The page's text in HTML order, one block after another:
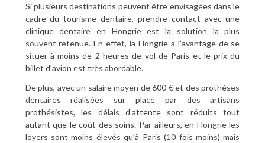
Si plusieurs destinations peuvent être envisagées dans le
cadre du tourisme dentaire, prendre contact avec une
clinique dentaire en Hongrie est la solution la plus
souvent retenue. En effet, la Hongrie a l’avantage de se
situer à moins de 2 heures de vol de Paris et le prix du
billet d’avion est très abordable.
De plus, avec un salaire moyen de 600 € et des prothèses
dentaires réalisées sur place par des artisans
prothésistes, les délais d’attente sont réduits tout
autant que le coût des soins. Par ailleurs, en Hongrie les
loyers sont moins élevés qu’à Paris (10 fois moins) mais